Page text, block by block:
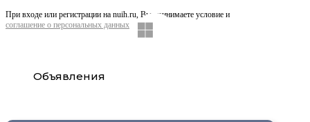
При входе или регистрации на nuih.ru, Вы принимаете условие и
соглашение о персональных данных
Объявления